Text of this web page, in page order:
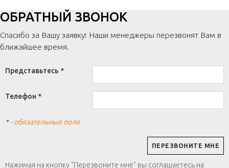
ОБРАТНЫЙ ЗВОНОК
Спасибо за Вашу заявку! Наши менеджеры перезвонят Вам в
ближайшее время.
Представьтесь *
Телефон *
*- обязательные поля
Нажимая на кнопку "Перезвоните мне" вы соглашаетесь на